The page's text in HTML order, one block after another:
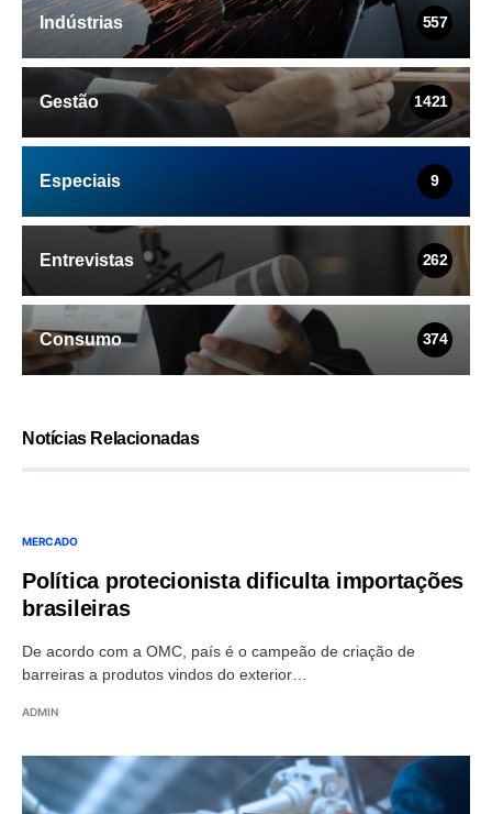
Indústrias 557
Gestão 1421
Especiais 9
Entrevistas 262
Consumo 374
Notícias Relacionadas
MERCADO
Política protecionista dificulta importações
brasileiras
De acordo com a OMC, país é o campeão de criação de
barreiras a produtos vindos do exterior…
ADMIN